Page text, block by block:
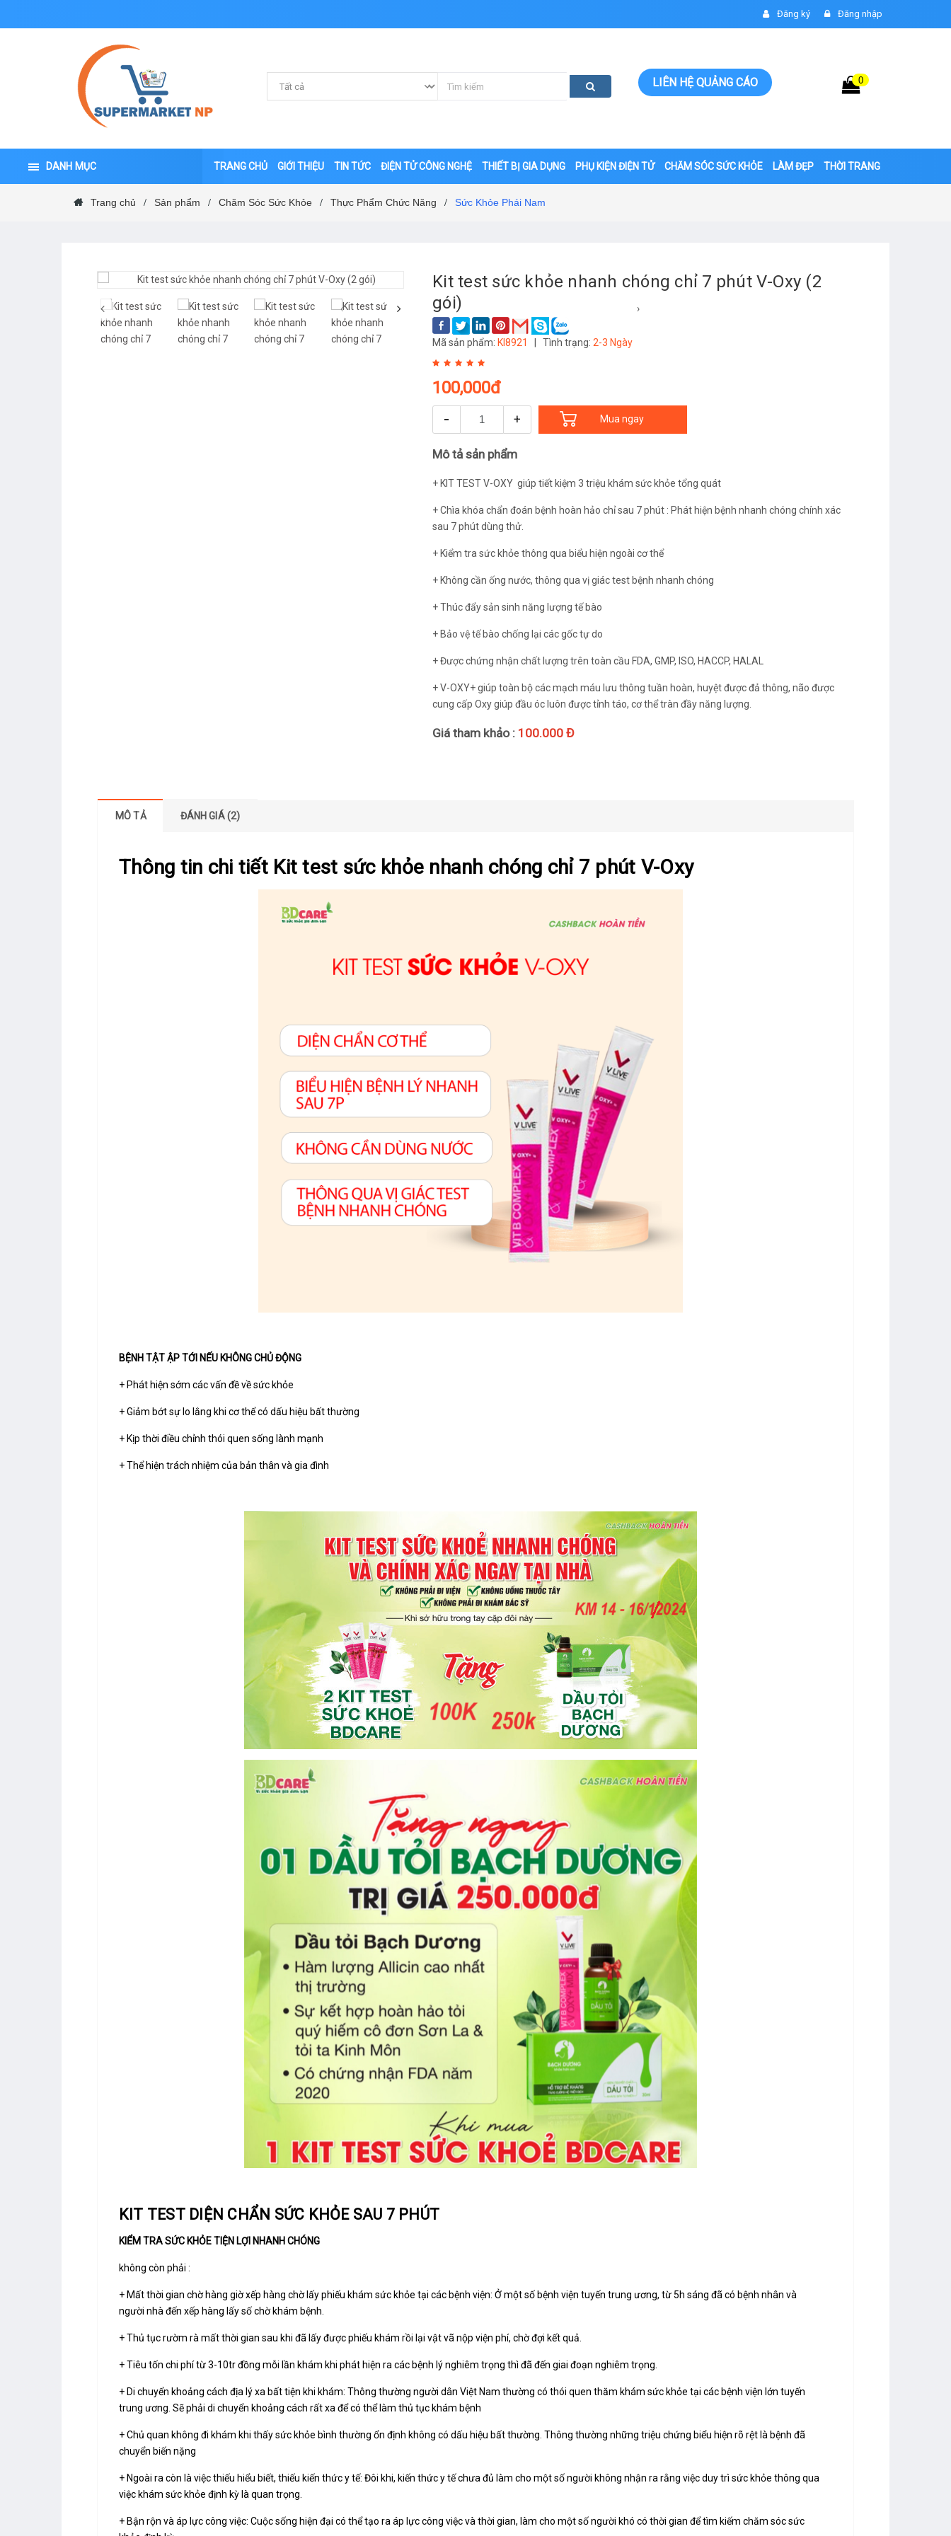
Đăng ký Đăng nhập
LIÊN HỆ QUẢNG CÁO 0
DANH MỤC TRANG CHỦ GIỚI THIỆU TIN TỨC ĐIỆN TỬ CÔNG NGHỆ THIẾT BỊ GIA DỤNG PHỤ KIỆN ĐIỆN TỬ CHĂM SÓC SỨC KHỎE LÀM ĐẸP THỜI TRANG
Trang chủ / Sản phẩm / Chăm Sóc Sức Khỏe / Thực Phẩm Chức Năng / Sức Khỏe Phái Nam
‹ ›
Kit test sức khỏe nhanh chóng chỉ 7 phút V-Oxy (2
gói)
Mã sản phẩm: KI8921 Tình trạng:2-3 Ngày
100,000đ
- + Mua ngay
Mô tả sản phẩm
+ KIT TEST V-OXY giúp tiết kiệm 3 triệu khám sức khỏe tổng quát
+ Chìa khóa chẩn đoán bệnh hoàn hảo chỉ sau 7 phút : Phát hiện bệnh nhanh chóng chính xác
sau 7 phút dùng thử.
+ Kiểm tra sức khỏe thông qua biểu hiện ngoài cơ thể
+ Không cần ống nước, thông qua vị giác test bệnh nhanh chóng
+ Thúc đẩy sản sinh năng lượng tế bào
+ Bảo vệ tế bào chống lại các gốc tự do
+ Được chứng nhận chất lượng trên toàn cầu FDA, GMP, ISO, HACCP, HALAL
+ V-OXY+ giúp toàn bộ các mạch máu lưu thông tuần hoàn, huyệt được đả thông, não được
cung cấp Oxy giúp đầu óc luôn được tỉnh táo, cơ thể tràn đầy năng lượng.
Giá tham khảo : 100.000 Đ
MÔ TẢ ĐÁNH GIÁ (2)
Thông tin chi tiết Kit test sức khỏe nhanh chóng chỉ 7 phút V-Oxy
BỆNH TẬT ẬP TỚI NẾU KHÔNG CHỦ ĐỘNG
+ Phát hiện sớm các vấn đề về sức khỏe
+ Giảm bớt sự lo lắng khi cơ thể có dấu hiệu bất thường
+ Kịp thời điều chỉnh thói quen sống lành mạnh
+ Thể hiện trách nhiệm của bản thân và gia đình
KIT TEST DIỆN CHẨN SỨC KHỎE SAU 7 PHÚT
KIỂM TRA SỨC KHỎE TIỆN LỢI NHANH CHÓNG
không còn phải :
+ Mất thời gian chờ hàng giờ xếp hàng chờ lấy phiếu khám sức khỏe tại các bệnh viện: Ở một số bệnh viện tuyến trung ương, từ 5h sáng đã có bệnh nhân và
người nhà đến xếp hàng lấy số chờ khám bệnh.
+ Thủ tục rườm rà mất thời gian sau khi đã lấy được phiếu khám rồi lại vật vã nộp viện phí, chờ đợi kết quả.
+ Tiêu tốn chi phí từ 3-10tr đồng mỗi lần khám khi phát hiện ra các bệnh lý nghiêm trọng thì đã đến giai đoạn nghiêm trọng.
+ Di chuyển khoảng cách địa lý xa bất tiện khi khám: Thông thường người dân Việt Nam thường có thói quen thăm khám sức khỏe tại các bệnh viện lớn tuyến
trung ương. Sẽ phải di chuyển khoảng cách rất xa để có thể làm thủ tục khám bệnh
+ Chủ quan không đi khám khi thấy sức khỏe bình thường ổn định không có dấu hiệu bất thường. Thông thường những triệu chứng biểu hiện rõ rệt là bệnh đã
chuyển biến nặng
+ Ngoài ra còn là việc thiếu hiểu biết, thiếu kiến thức y tế: Đôi khi, kiến thức y tế chưa đủ làm cho một số người không nhận ra rằng việc duy trì sức khỏe thông qua
việc khám sức khỏe định kỳ là quan trọng.
+ Bận rộn và áp lực công việc: Cuộc sống hiện đại có thể tạo ra áp lực công việc và thời gian, làm cho một số người khó có thời gian để tìm kiếm chăm sóc sức